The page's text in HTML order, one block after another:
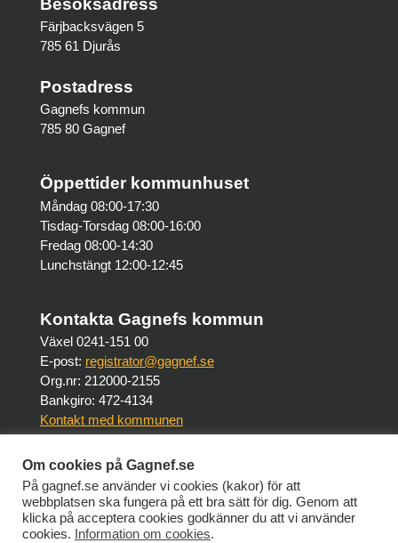
Besöksadress
Färjbacksvägen 5
785 61 Djurås
Postadress
Gagnefs kommun
785 80 Gagnef
Öppettider kommunhuset
Måndag 08:00-17:30
Tisdag-Torsdag 08:00-16:00
Fredag 08:00-14:30
Lunchstängt 12:00-12:45
Kontakta Gagnefs kommun
Växel 0241-151 00
E-post: registrator@gagnef.se
Org.nr: 212000-2155
Bankgiro: 472-4134
Kontakt med kommunen
Om webbplatsen
Om Gagnef.se
Tillgänglighet på Gagnef.se
Om cookies på Gagnef.se
På gagnef.se använder vi cookies (kakor) för att
webbplatsen ska fungera på ett bra sätt för dig. Genom att
klicka på acceptera cookies godkänner du att vi använder
cookies.
Information om cookies.